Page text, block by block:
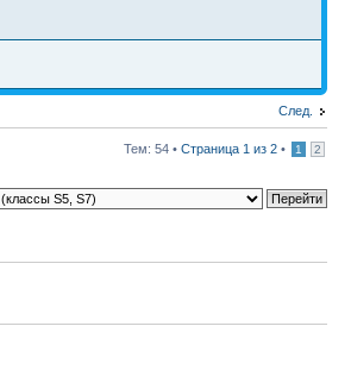
След.
Тем: 54 • Страница 1 из 2 • 1 2